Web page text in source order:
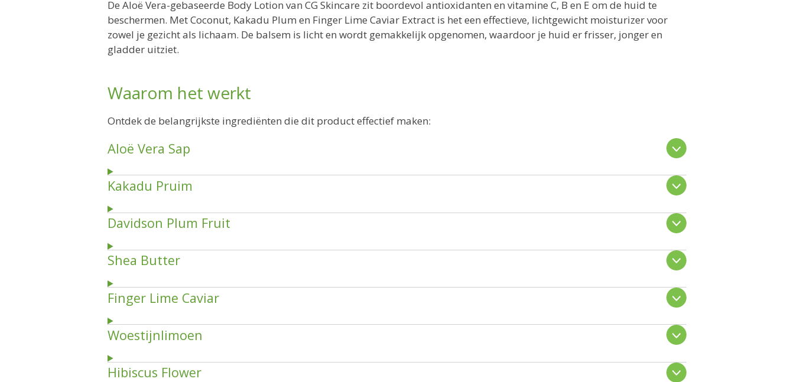
De Aloë Vera-gebaseerde Body Lotion van CG Skincare zit boordevol antioxidanten en vitamine C, B en E om de huid te
beschermen. Met Coconut, Kakadu Plum en Finger Lime Caviar Extract is het een effectieve, lichtgewicht moisturizer voor
zowel je gezicht als lichaam. De balsem is licht en wordt gemakkelijk opgenomen, waardoor je huid er frisser, jonger en
gladder uitziet.
Waarom het werkt
Ontdek de belangrijkste ingrediënten die dit product effectief maken:
Aloë Vera Sap
Kakadu Pruim
Davidson Plum Fruit
Shea Butter
Finger Lime Caviar
Woestijnlimoen
Hibiscus Flower